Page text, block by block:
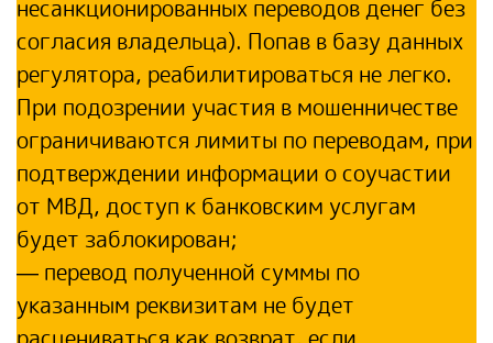
несанкционированных переводов денег без
согласия владельца). Попав в базу данных
регулятора, реабилитироваться не легко.
При подозрении участия в мошенничестве
ограничиваются лимиты по переводам, при
подтверждении информации о соучастии
от МВД, доступ к банковским услугам
будет заблокирован;
— перевод полученной суммы по
указанным реквизитам не будет